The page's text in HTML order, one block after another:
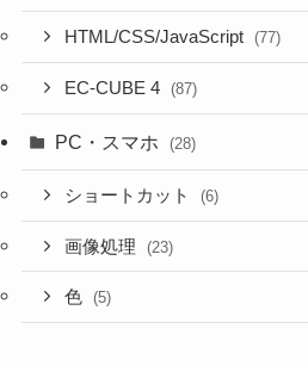
HTML/CSS/JavaScript (77)
EC-CUBE 4 (87)
PC・スマホ (28)
ショートカット (6)
画像処理 (23)
色 (5)